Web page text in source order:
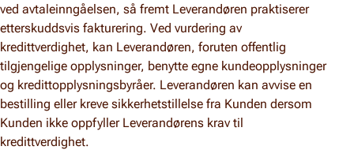
ved avtaleinngåelsen, så fremt Leverandøren praktiserer
etterskuddsvis fakturering. Ved vurdering av
kredittverdighet, kan Leverandøren, foruten offentlig
tilgjengelige opplysninger, benytte egne kundeopplysninger
og kredittopplysningsbyråer. Leverandøren kan avvise en
bestilling eller kreve sikkerhetstillelse fra Kunden dersom
Kunden ikke oppfyller Leverandørens krav til
kredittverdighet.